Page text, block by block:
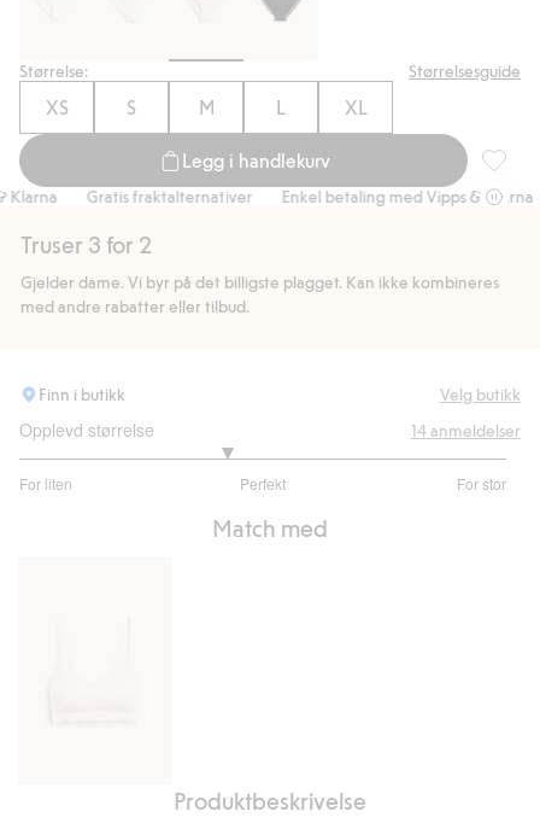
Størrelse: Størrelsesguide
XS S M L XL
Legg i handlekurv
Gratis fraktalternativer Enkel betaling med Vipps & Klarna
Truser 3 for 2
Gjelder dame. Vi byr på det billigste plagget. Kan ikke kombineres
med andre rabatter eller tilbud.
Finn i butikk Velg butikk
Opplevd størrelse
For liten Perfekt For stor
av
14anmeldelser
Match med
Produktbeskrivelse